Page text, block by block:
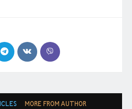
MORE FROM AUTHOR